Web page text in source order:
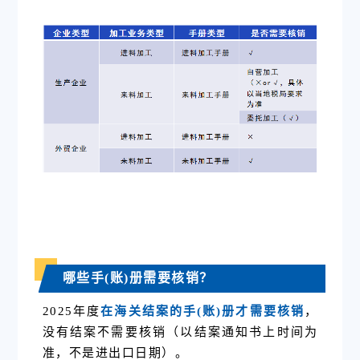
哪些手(账)册需要核销？
2025年度在海关结案的手(账)册才需要核销 ，
没有结案不需要核销（以结案通知书上时间为
准，不是进出口日期）。